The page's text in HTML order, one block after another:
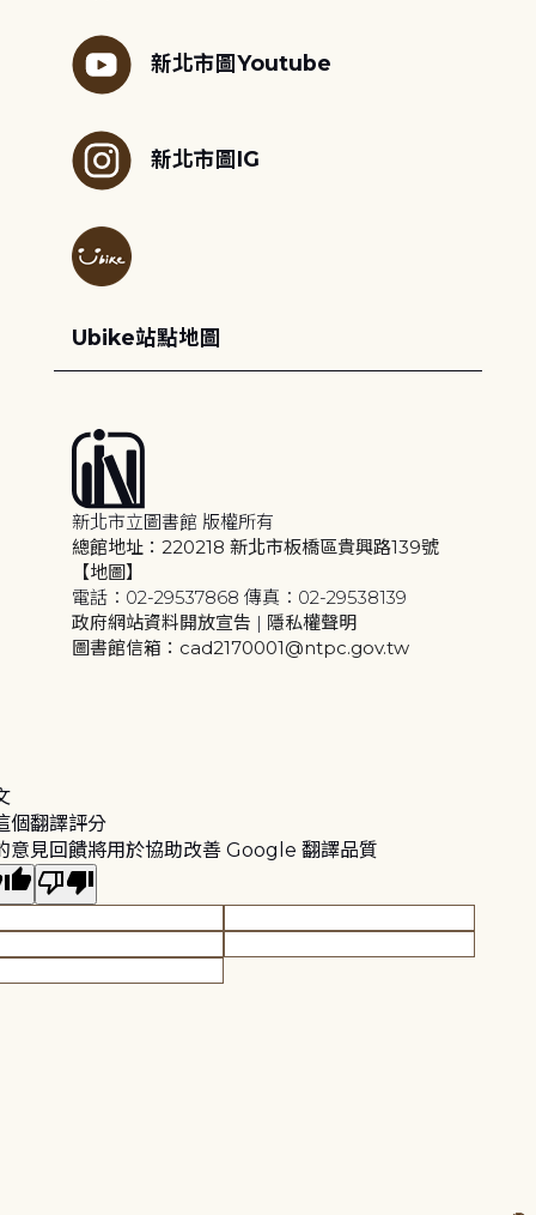
新北市圖Youtube
新北市圖IG
Ubike站點地圖
新北市立圖書館 版權所有
總館地址：220218 新北市板橋區貴興路139號
【地圖】
電話：02-29537868 傳真：02-29538139
政府網站資料開放宣告 | 隱私權聲明
圖書館信箱：cad2170001@ntpc.gov.tw
個翻譯評分
意見回饋將用於協助改善 Google 翻譯品質